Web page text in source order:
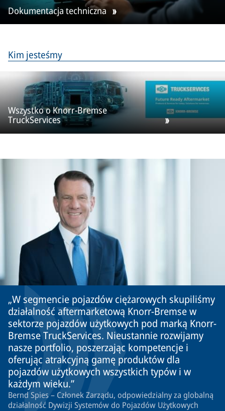
Dokumentacja techniczna
Kim jesteśmy
Wszystko o Knorr-Bremse
TruckServices
W segmencie pojazdów ciężarowych skupiliśmy
działalność aftermarketową Knorr-Bremse w
sektorze pojazdów użytkowych pod marką Knorr-
Bremse TruckServices. Nieustannie rozwijamy
nasze portfolio, poszerzając kompetencje i
oferując atrakcyjną gamę produktów dla
pojazdów użytkowych wszystkich typów i w
każdym wieku.
Bernd Spies – Członek Zarządu, odpowiedzialny za globalną
działalność Dywizji Systemów do Pojazdów Użytkowych